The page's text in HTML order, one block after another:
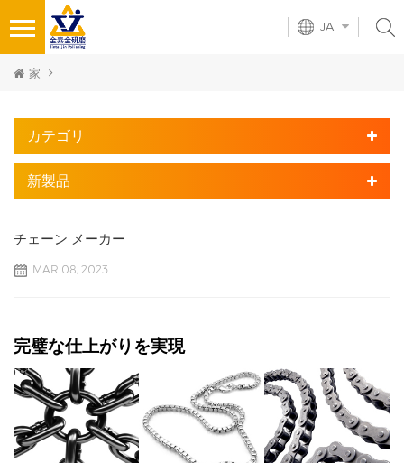
JA
家
カテゴリ
新製品
チェーン メーカー
MAR 08, 2023
完璧な仕上がりを実現